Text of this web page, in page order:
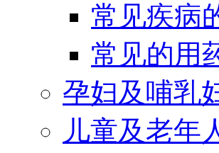
常见疾病
常见的用
孕妇及哺乳
儿童及老年